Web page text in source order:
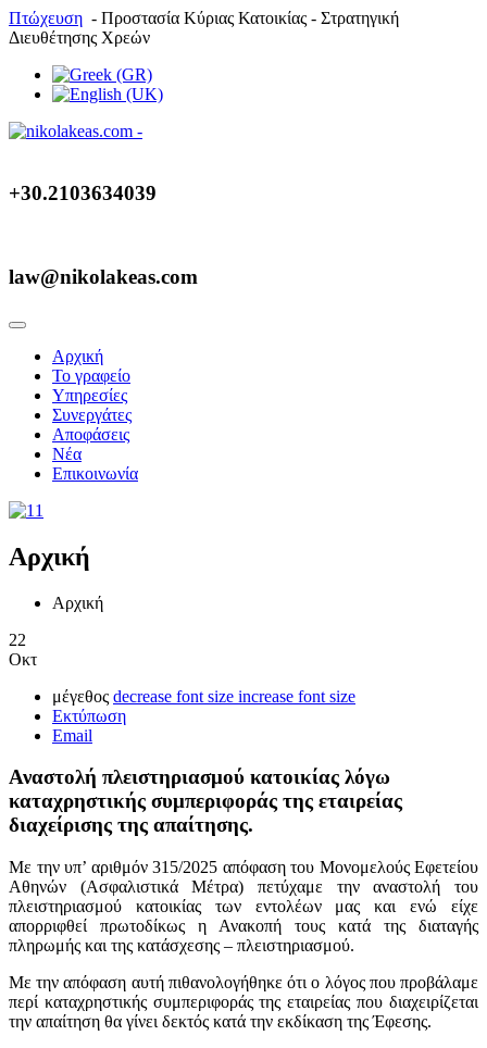
Πτώχευση - Προστασία Κύριας Κατοικίας - Στρατηγική
Διευθέτησης Χρεών
+30.2103634039
law@nikolakeas.com
Αρχική
Το γραφείο
Υπηρεσίες
Συνεργάτες
Αποφάσεις
Νέα
Επικοινωνία
Αρχική
Αρχική
22
Οκτ
μέγεθος decrease font size increase font size
Εκτύπωση
Email
Αναστολή πλειστηριασμού κατοικίας λόγω
καταχρηστικής συμπεριφοράς της εταιρείας
διαχείρισης της απαίτησης.
Με την υπ’ αριθμόν 315/2025 απόφαση του Μονομελούς Εφετείου
Αθηνών (Ασφαλιστικά Μέτρα) πετύχαμε την αναστολή του
πλειστηριασμού κατοικίας των εντολέων μας και ενώ είχε
απορριφθεί πρωτοδίκως η Ανακοπή τους κατά της διαταγής
πληρωμής και της κατάσχεσης – πλειστηριασμού.
Με την απόφαση αυτή πιθανολογήθηκε ότι ο λόγος που προβάλαμε
περί καταχρηστικής συμπεριφοράς της εταιρείας που διαχειρίζεται
την απαίτηση θα γίνει δεκτός κατά την εκδίκαση της Έφεσης.